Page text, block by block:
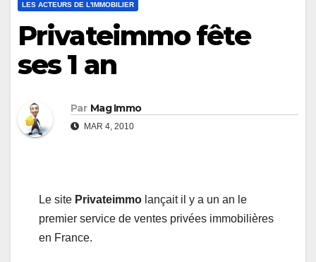
LES ACTEURS DE L'IMMOBILIER
Privateimmo fête
ses 1 an
Par Mag Immo
MAR 4, 2010
Le site Privateimmo lançait il y a un an le
premier service de ventes privées immobilières
en France.